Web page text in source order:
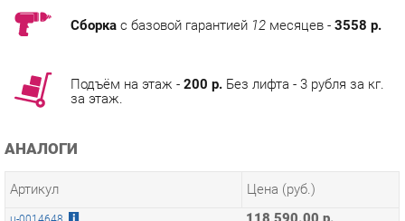
АНАЛОГИ
Артикул
u-0014648 118 590.00 р.
u-0014650 118 590.00 р.
ТЭГИ